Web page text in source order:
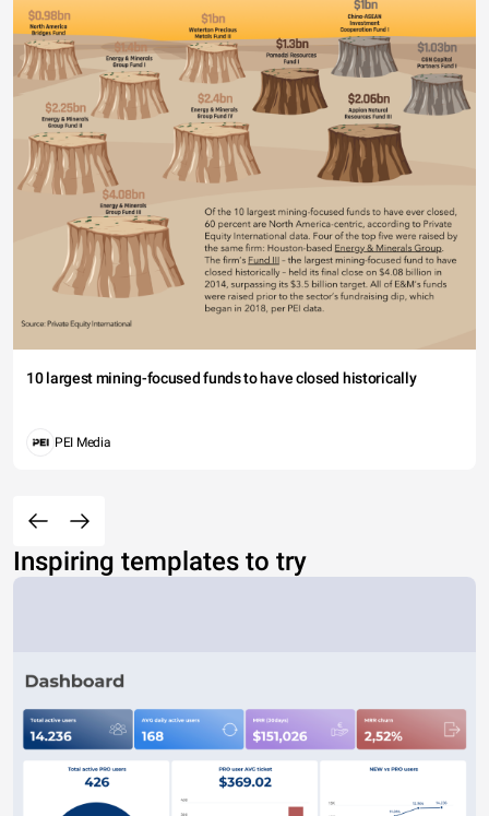
10 largest mining-focused funds to have closed historically
PEI Media
Inspiring templates to try